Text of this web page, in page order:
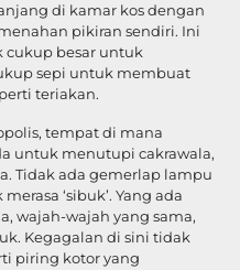
di kamar kos dengan
pikiran sendiri. Ini
cukup besar untuk
sepi untuk membuat
teriakan.
tempat di mana
untuk menutupi cakrawala,
Tidak ada gemerlap lampu
‘sibuk’. Yang ada
wajah-wajah yang sama,
Kegagalan di sini tidak
piring kotor yang